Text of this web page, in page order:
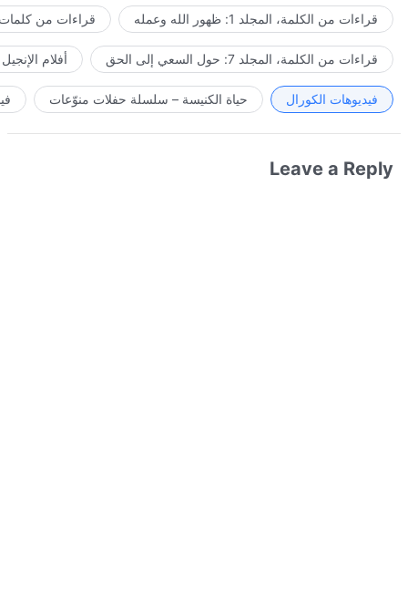
قراءات من الكلمة، المجلد 1: ظهور الله وعمله قراءات من كلمات
قراءات من الكلمة، المجلد 7: حول السعي إلى الحق أفلام الإنجيل
فيديوهات الكورال حياة الكنيسة – سلسلة حفلات منوّعات
Leave a Reply